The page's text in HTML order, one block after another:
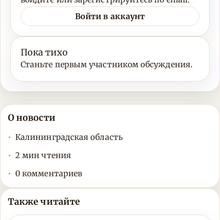
Войти в аккаунт
Пока тихо
Станьте первым участником обсуждения.
О новости
Калининградская область
2 мин чтения
0 комментариев
Также читайте